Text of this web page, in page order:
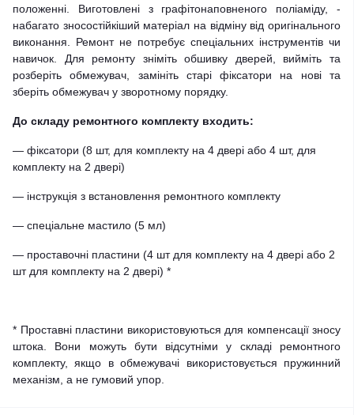
положенні. Виготовлені з графітонаповненого поліаміду, -
набагато зносостійкіший матеріал на відміну від оригінального
виконання. Ремонт не потребує спеціальних інструментів чи
навичок. Для ремонту зніміть обшивку дверей, вийміть та
розберіть обмежувач, замініть старі фіксатори на нові та
зберіть обмежувач у зворотному порядку.
До складу ремонтного комплекту входить:
— фіксатори (8 шт, для комплекту на 4 двері або 4 шт, для
комплекту на 2 двері)
— інструкція з встановлення ремонтного комплекту
— спеціальне мастило (5 мл)
— проставочні пластини (4 шт для комплекту на 4 двері або 2
шт для комплекту на 2 двері) *
* Проставні пластини використовуються для компенсації зносу
штока. Вони можуть бути відсутніми у складі ремонтного
комплекту, якщо в обмежувачі використовується пружинний
механізм, а не гумовий упор.